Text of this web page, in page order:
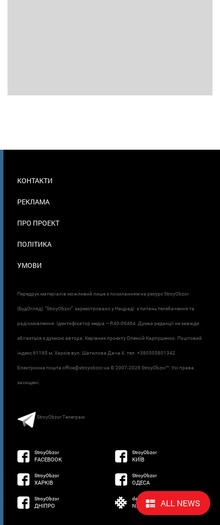
ALL NEWS
В
КОНТАКТИ
РЕКЛАМА
ПРО ПРОЕКТ
ПОЛІТИКА
УМОВИ
Передрук матеріалів можливий лише з посиланням на ресурс StroyObzor
(БудОгляд). "StroyObzor" зареєстровано у Нацраді з питань телебачення та
радіомовлення. Ідентифікатор медіа – R40-06464. Думка редакції не завжди
збігається з думкою автора. Керівник проєкту Олексій Карпушенко. Поштовий
індекс 61165 м. Харків вул. Шатилова Дача 4. тел. +380505801342.
Електронна пошта office@stroyobzor.ua © 2007-2026 StroyObzor™. Усі права
захищені.
StroyObzor Телеграм
StroyObzor
FACEBOOK
StroyObzor
КИЇВ
StroyObzor
ХАРКІВ
StroyObzor
ОДЕСА
StroyObzor
ДНІПРО
developed by
NETSOFTWARE